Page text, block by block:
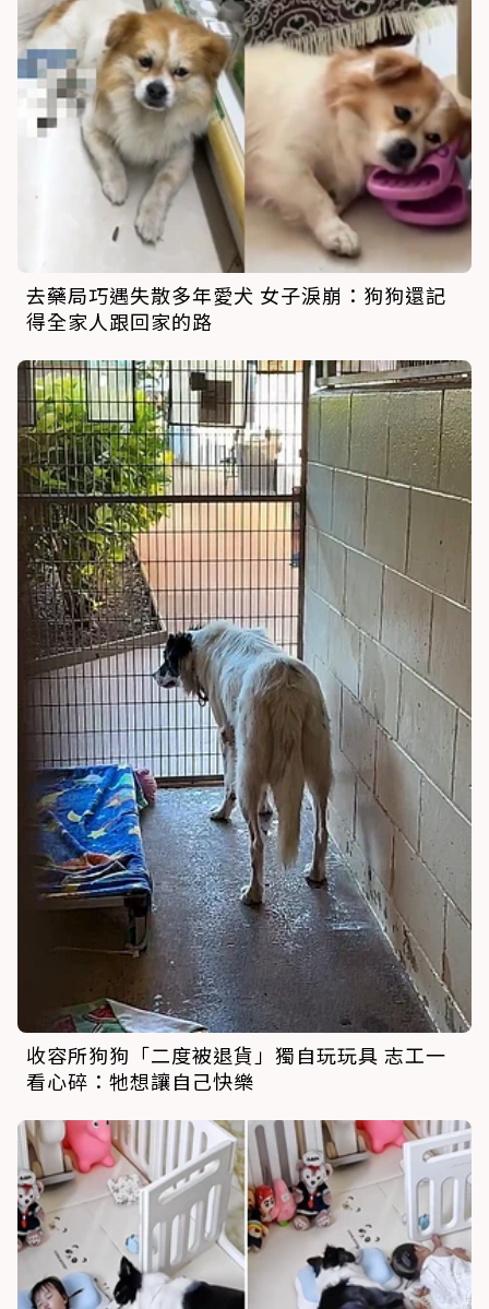
去藥局巧遇失散多年愛犬 女子淚崩：狗狗還記
得全家人跟回家的路
收容所狗狗「二度被退貨」獨自玩玩具 志工一
看心碎：牠想讓自己快樂